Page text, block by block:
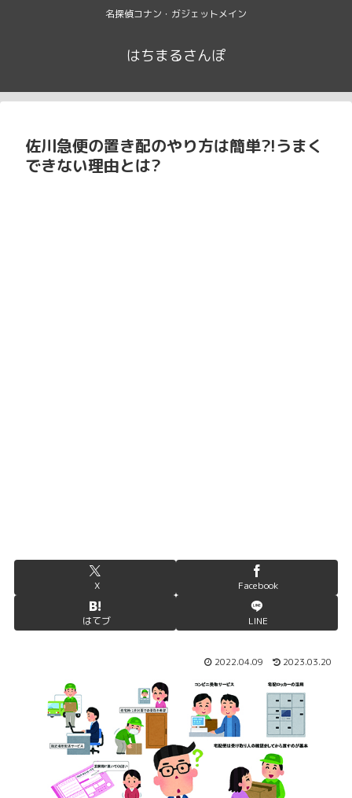
名探偵コナン・ガジェットメイン
はちまるさんぽ
佐川急便の置き配のやり方は簡単?!うまく
できない理由とは?
X Facebook
はてブ LINE
2022.04.09 2023.03.20